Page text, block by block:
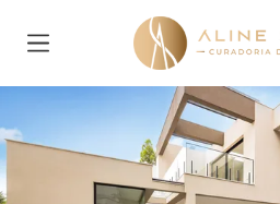
Página inicial